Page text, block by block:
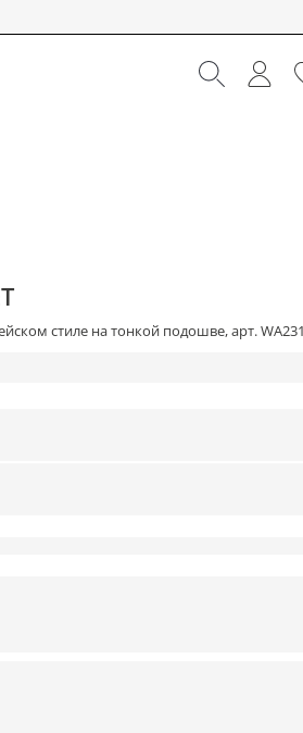
стиле на тонкой подошве, арт.